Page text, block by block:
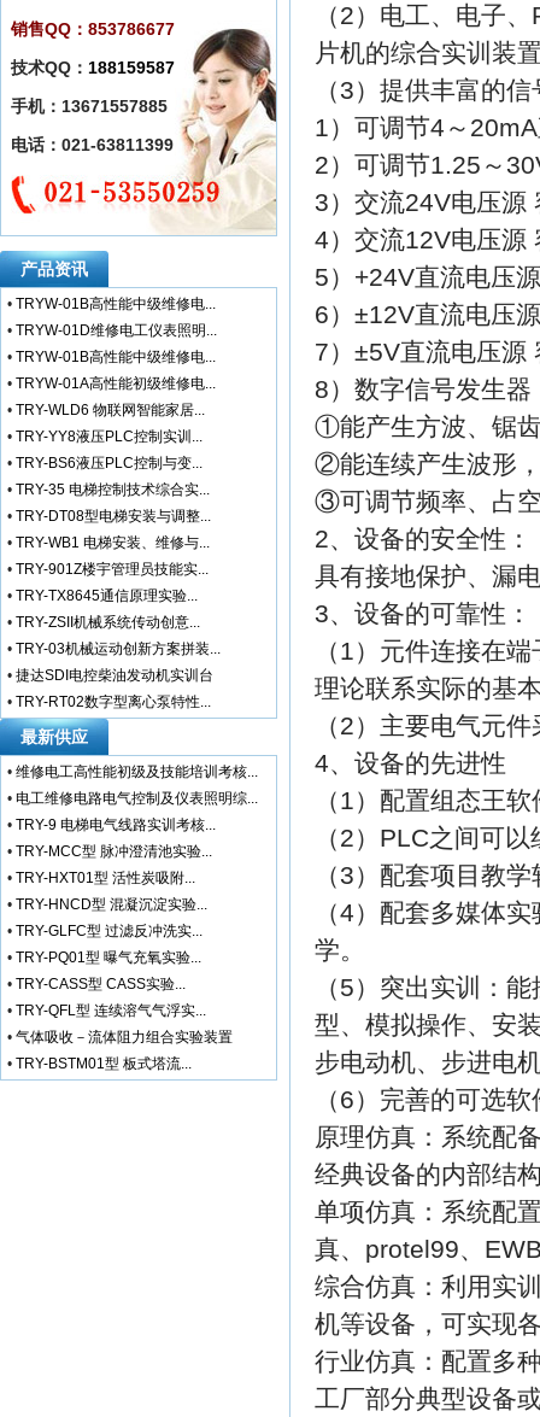
（2）电工、电子
片机的综合实训装
（3）提供丰富的
1）可调节4～
2）可调节1.25～
3）交流24V电压源
4）交流12V电压源
5）+24V直流电压
6）±12V直流电压
7）±5V直流电压源
8）数字信号发生器
①能产生方波、锯
②能连续产生波形
③可调节频率、占
2、设备的安全性：
具有接地保护、漏
3、设备的可靠性：
（1）元件连接在
理论联系实际的基
（2）主要电气元
4、设备的先进性
（1）配置组态王
（2）PLC之间可
（3）配套项目教学
（4）配套多媒体
学。
（5）突出实训：
型、模拟操作、安
步电动机、步进电
（6）完善的可选
原理仿真：系统配
经典设备的内部结
单项仿真：系统配
真、protel99、
综合仿真：利用实
机等设备，可实现
行业仿真：配置多
工厂部分典型设备
销售QQ：853786677
技术QQ： 188159587
手机：13671557885
电话：021-63811399
产品资讯
• TRYW-01B高性能中级维修电...
• TRYW-01D维修电工仪表照明...
• TRYW-01B高性能中级维修电...
• TRYW-01A高性能初级维修电...
• TRY-WLD6 物联网智能家居...
• TRY-YY8液压PLC控制实训...
• TRY-BS6液压PLC控制与变...
• TRY-35 电梯控制技术综合实...
• TRY-DT08型电梯安装与调整...
• TRY-WB1 电梯安装、维修与...
• TRY-901Z楼宇管理员技能实...
• TRY-TX8645通信原理实验...
• TRY-ZSII机械系统传动创意...
• TRY-03机械运动创新方案拼装...
• 捷达SDI电控柴油发动机实训台
• TRY-RT02数字型离心泵特性...
最新供应
• 维修电工高性能初级及技能培训考核...
• 电工维修电路电气控制及仪表照明综...
• TRY-9 电梯电气线路实训考核...
• TRY-MCC型 脉冲澄清池实验...
• TRY-HXT01型 活性炭吸附...
• TRY-HNCD型 混凝沉淀实验...
• TRY-GLFC型 过滤反冲洗实...
• TRY-PQ01型 曝气充氧实验...
• TRY-CASS型 CASS实验...
• TRY-QFL型 连续溶气气浮实...
• 气体吸收－流体阻力组合实验装置
• TRY-BSTM01型 板式塔流...